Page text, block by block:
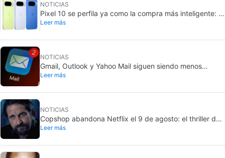
NOTICIAS
Pixel 10 se perfila ya como la compra más inteligente: el
Pixel 11 subiría 100 dólares
Leer más
NOTICIAS
Gmail, Outlook y Yahoo Mail siguen siendo menos
seguros que los chats
Leer más
NOTICIAS
Copshop abandona Netflix el 9 de agosto: el thriller de
Gerard Butler apura sus últimos días
Leer más